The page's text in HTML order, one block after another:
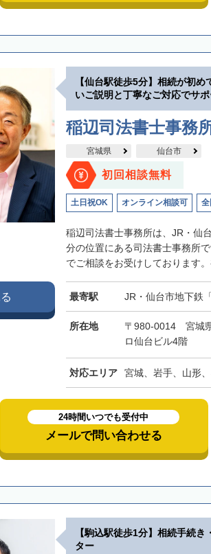
【仙台駅徒歩5分】相続が初
いご説明と丁寧なご対応でサ
稲辺司法書士事務
宮城県 仙台市
初回相談無料
土日祝OK オンライン相談可
稲辺司法書士事務所は、JR・仙
分の位置にある司法書士事務所
でご相談をお受けしております。
最寄駅 JR・仙台市地下鉄
所在地
〒980-0014 宮城
ロ仙台ビル4階
対応エリア 宮城、岩手、山形
24時間いつでも受付中
メールで問い合わせる
【駒込駅徒歩1分】相続手続
ター